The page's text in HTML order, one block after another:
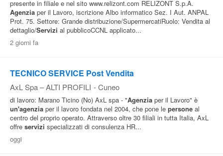
presente in filiale e nel sito www.relizont.com RELIZONT S.p.A.
Agenzia per il Lavoro, iscrizione Albo informatico Sez. I Aut. ANPAL
Prot. 75. Settore: Grande distribuzione/SupermercatiRuolo: Vendita al
dettaglio/Servizi al pubblicoCCNL applicato...
2 giorni fa
TECNICO SERVICE Post Vendita
AxL Spa – ALTI PROFILI - Cuneo
di lavoro: Marano Ticino (No) AxL spa - "Agenzia per il Lavoro" è
un'agenzia per il lavoro fondata nel 2004, che pone le persone al
centro del proprio operato. Attraverso oltre 30 filiali in tutta Italia, AxL
offre servizi specializzati di consulenza HR...
oggi